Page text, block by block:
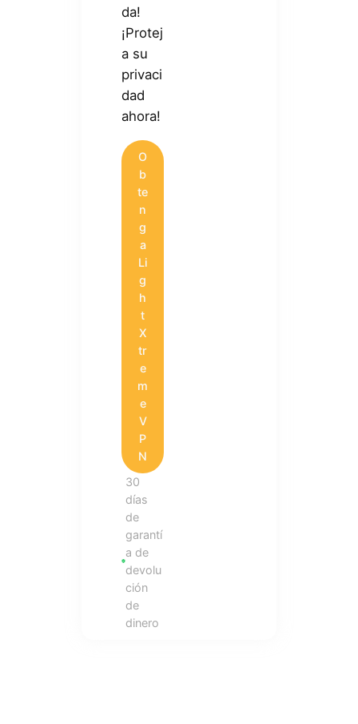
da!
¡Protej
a su
privaci
dad
ahora!
O
b
te
n
g
a
Li
g
h
t
X
tr
e
m
e
V
P
N
30
días
de
garantí
a de
devolu
ción
de
dinero